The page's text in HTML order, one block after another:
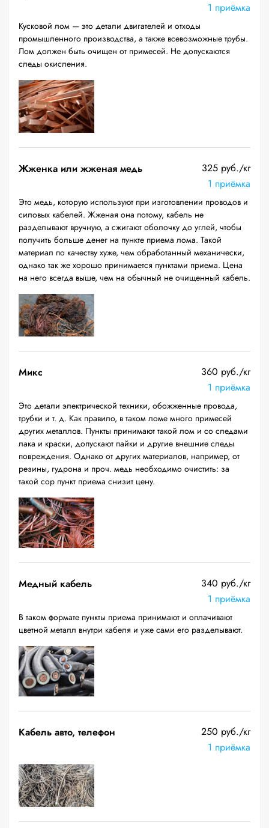
1 приёмка
Кусковой лом — это детали двигателей и отходы
промышленного производства, а также всевозможные трубы.
Лом должен быть очищен от примесей. Не допускаются
следы окисления.
Жженка или жженая медь
325 руб./кг
1 приёмка
Это медь, которую используют при изготовлении проводов и
силовых кабелей. Жженая она потому, кабель не
разделывают вручную, а сжигают оболочку до углей, чтобы
получить больше денег на пункте приема лома. Такой
материал по качеству хуже, чем обработанный механически,
однако так же хорошо принимается пунктами приема. Цена
на него всегда выше, чем на обычный не очищенный кабель.
Микс
360 руб./кг
1 приёмка
Это детали электрической техники, обожженные провода,
трубки и т. д. Как правило, в таком ломе много примесей
других металлов. Пункты принимают такой лом и со следами
лака и краски, допускают пайки и другие внешние следы
повреждения. Однако от других материалов, например, от
резины, гудрона и проч. медь необходимо очистить: за
такой сор пункт приема снизит цену.
Медный кабель
340 руб./кг
1 приёмка
В таком формате пункты приема принимают и оплачивают
цветной металл внутри кабеля и уже сами его разделывают.
Кабель авто, телефон
250 руб./кг
1 приёмка